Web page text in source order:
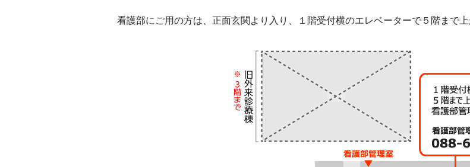
看護部にご用の方は、正面玄関より入り、１階受付横のエレベーターで５階まで